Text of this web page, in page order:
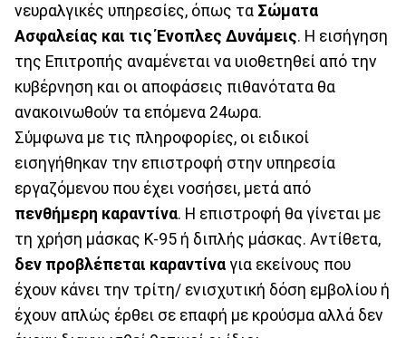
νευραλγικές υπηρεσίες, όπως τα Σώματα
Ασφαλείας και τις Ένοπλες Δυνάμεις. Η εισήγηση
της Επιτροπής αναμένεται να υιοθετηθεί από την
κυβέρνηση και οι αποφάσεις πιθανότατα θα
ανακοινωθούν τα επόμενα 24ωρα.
Σύμφωνα με τις πληροφορίες, οι ειδικοί
εισηγήθηκαν την επιστροφή στην υπηρεσία
εργαζόμενου που έχει νοσήσει, μετά από
πενθήμερη καραντίνα. Η επιστροφή θα γίνεται με
τη χρήση μάσκας K-95 ή διπλής μάσκας. Αντίθετα,
δεν προβλέπεται καραντίνα για εκείνους που
έχουν κάνει την τρίτη/ ενισχυτική δόση εμβολίου ή
έχουν απλώς έρθει σε επαφή με κρούσμα αλλά δεν